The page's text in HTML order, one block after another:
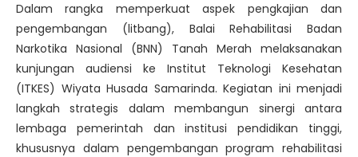
Dalam rangka memperkuat aspek pengkajian dan
pengembangan (litbang), Balai Rehabilitasi Badan
Narkotika Nasional (BNN) Tanah Merah melaksanakan
kunjungan audiensi ke Institut Teknologi Kesehatan
(ITKES) Wiyata Husada Samarinda. Kegiatan ini menjadi
langkah strategis dalam membangun sinergi antara
lembaga pemerintah dan institusi pendidikan tinggi,
khususnya dalam pengembangan program rehabilitasi